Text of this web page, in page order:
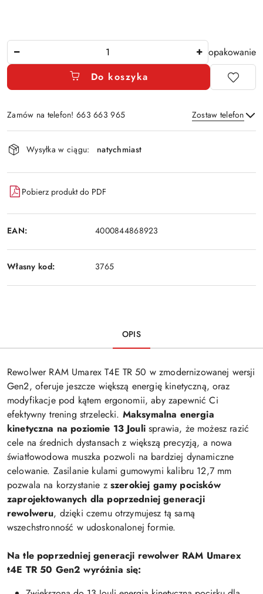
opakowanie
Do koszyka
Zamów na telefon! 663 663 965 Zostaw telefon
Dostępność
i
dostawa
Wysyłka w ciągu: natychmiast
Pobierz produkt do PDF
EAN: 4000844868923
Własny kod: 3765
OPIS
Rewolwer RAM Umarex T4E TR 50 w zmodernizowanej wersji
Gen2, oferuje jeszcze większą energię kinetyczną, oraz
modyfikacje pod kątem ergonomii, aby zapewnić Ci
efektywny trening strzelecki. Maksymalna energia
kinetyczna na poziomie 13 Jouli sprawia, że możesz razić
cele na średnich dystansach z większą precyzją, a nowa
światłowodowa muszka pozwoli na bardziej dynamiczne
celowanie. Zasilanie kulami gumowymi kalibru 12,7 mm
pozwala na korzystanie zszerokiej gamy pocisków
zaprojektowanych dla poprzedniej generacji
rewolweru, dzięki czemu otrzymujesz tą samą
wszechstronność w udoskonalonej formie.
Na tle poprzedniej generacji rewolwer RAM Umarex
t4E TR 50 Gen2 wyróżnia się: